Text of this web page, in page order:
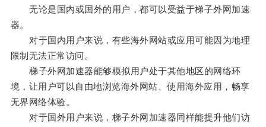
无论是国内或国外的用户，都可以受益于梯子外网加速
器。
对于国内用户来说，有些海外网站或应用可能因为地理
限制无法正常访问。
梯子外网加速器能够模拟用户处于其他地区的网络环
境，让用户可以自由地浏览海外网站、使用海外应用，畅享
无界网络体验。
对于国外用户来说，梯子外网加速器同样能提升他们访